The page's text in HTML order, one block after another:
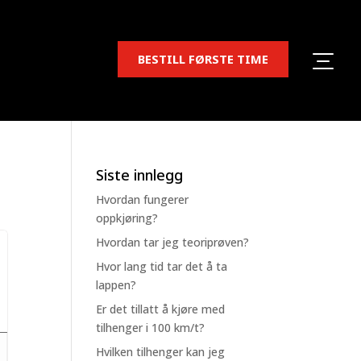
BESTILL FØRSTE TIME
Siste innlegg
Hvordan fungerer
oppkjøring?
Hvordan tar jeg teoriprøven?
Hvor lang tid tar det å ta
lappen?
Er det tillatt å kjøre med
tilhenger i 100 km/t?
Hvilken tilhenger kan jeg